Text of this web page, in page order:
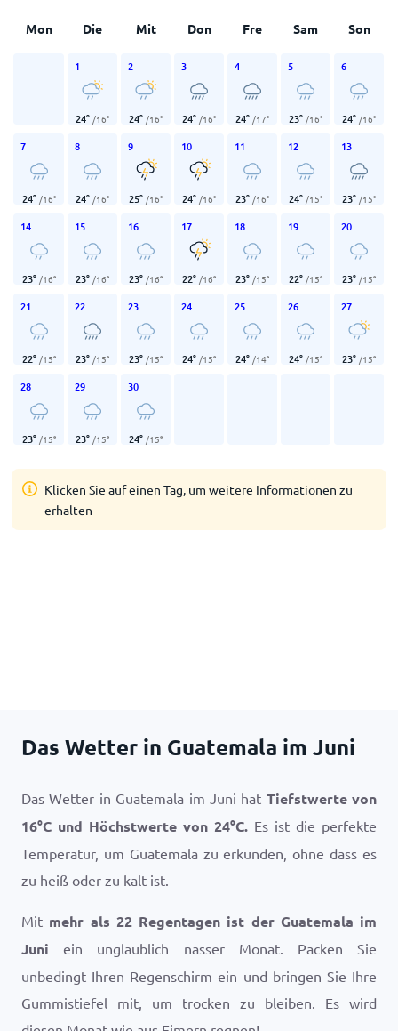
Mon Die Mit Don Fre Sam Son
1
24° /16°
2
24° /16°
3
24° /16°
4
24° /17°
5
23° /16°
6
24° /16°
7
24° /16°
8
24° /16°
9
25° /16°
10
24° /16°
11
23° /16°
12
24° /15°
13
23° /15°
14
23° /16°
15
23° /16°
16
23° /16°
17
22° /16°
18
23° /15°
19
22° /15°
20
23° /15°
21
22° /15°
22
23° /15°
23
23° /15°
24
24° /15°
25
24° /14°
26
24° /15°
27
23° /15°
28
23° /15°
29
23° /15°
30
24° /15°
Klicken Sie auf einen Tag, um weitere Informationen zu
erhalten
Das Wetter in Guatemala im Juni
Das Wetter in Guatemala im Juni hat Tiefstwerte von
16°C und Höchstwerte von 24°C. Es ist die perfekte
Temperatur, um Guatemala zu erkunden, ohne dass es
zu heiß oder zu kalt ist.
Mit mehr als 22 Regentagen ist der Guatemala im
Juni ein unglaublich nasser Monat. Packen Sie
unbedingt Ihren Regenschirm ein und bringen Sie Ihre
Gummistiefel mit, um trocken zu bleiben. Es wird